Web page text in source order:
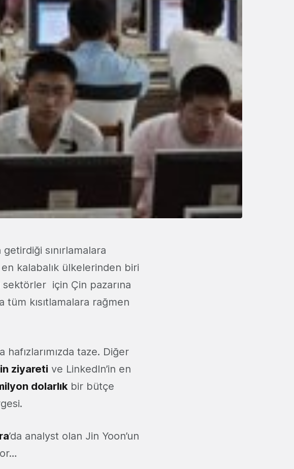
sınırlamalara
kalabalık ülkelerinden biri
için Çin pazarına
kısıtlamalara rağmen
hafızlarımızda taze. Diğer
ziyareti ve LinkedIn’in en
dolarlıkbir bütçe
’da analyst olan Jin Yoon’un